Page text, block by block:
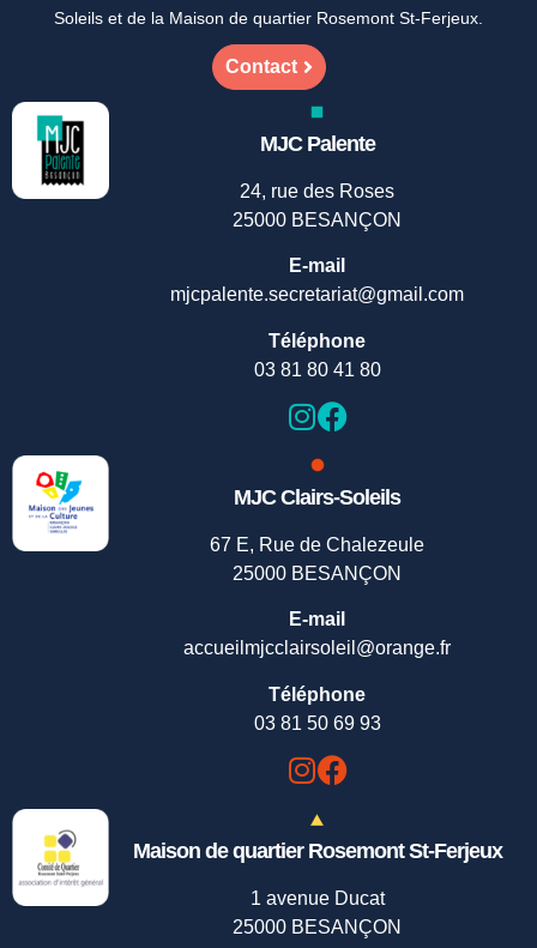
Soleils et de la Maison de quartier Rosemont St-Ferjeux.
Contact
MJC Palente
24, rue des Roses
25000 BESANÇON
E-mail
mjcpalente.secretariat@gmail.com
Téléphone
03 81 80 41 80
MJC Clairs-Soleils
67 E, Rue de Chalezeule
25000 BESANÇON
E-mail
accueilmjcclairsoleil@orange.fr
Téléphone
03 81 50 69 93
Maison de quartier Rosemont St-Ferjeux
1 avenue Ducat
25000 BESANÇON